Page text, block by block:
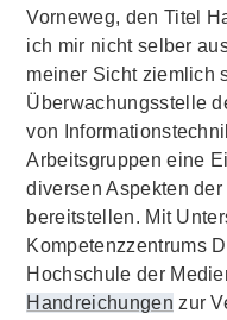
Vorneweg, den Titel
ich mir nicht selber
meiner Sicht ziemlich
Überwachungsstelle
von
Arbeitsgruppen eine
diversen Aspekten
bereitstellen. Mit
Kompetenzzentrums
Hochschule der
Handreichungen zur